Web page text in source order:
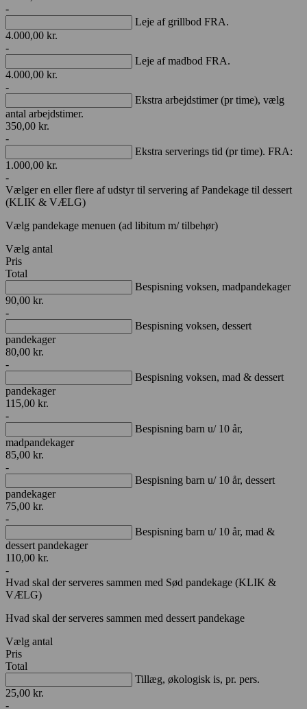
-
Leje af grillbod FRA.
4.000,00 kr.
-
Leje af madbod FRA.
4.000,00 kr.
-
Ekstra arbejdstimer (pr time), vælg
antal arbejdstimer.
350,00 kr.
-
Ekstra serverings tid (pr time). FRA:
1.000,00 kr.
-
Vælger en eller flere af udstyr til servering af Pandekage til dessert
(KLIK & VÆLG)
Vælg pandekage menuen (ad libitum m/ tilbehør)
Vælg antal
Pris
Total
Bespisning voksen, madpandekager
90,00 kr.
-
Bespisning voksen, dessert
pandekager
80,00 kr.
-
Bespisning voksen, mad & dessert
pandekager
115,00 kr.
-
Bespisning barn u/ 10 år,
madpandekager
85,00 kr.
-
Bespisning barn u/ 10 år, dessert
pandekager
75,00 kr.
-
Bespisning barn u/ 10 år, mad &
dessert pandekager
110,00 kr.
-
Hvad skal der serveres sammen med Sød pandekage (KLIK &
VÆLG)
Hvad skal der serveres sammen med dessert pandekage
Vælg antal
Pris
Total
Tillæg, økologisk is, pr. pers.
25,00 kr.
-